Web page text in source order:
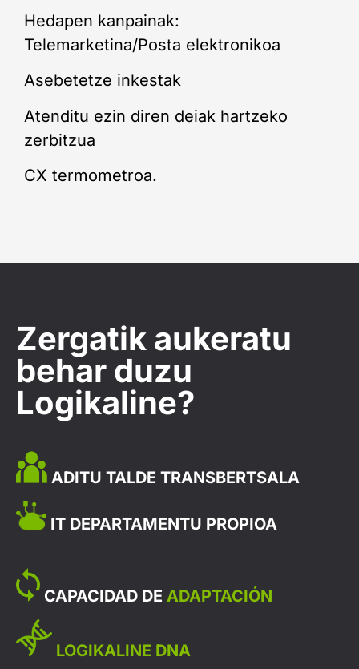
Hedapen kanpainak:
Telemarketina/Posta elektronikoa
Asebetetze inkestak
Atenditu ezin diren deiak hartzeko
zerbitzua
CX termometroa.
Zergatik aukeratu
behar duzu
Logikaline?
ADITU TALDE TRANSBERTSALA
IT DEPARTAMENTU PROPIOA
CAPACIDAD DE ADAPTACIÓN
LOGIKALINE DNA